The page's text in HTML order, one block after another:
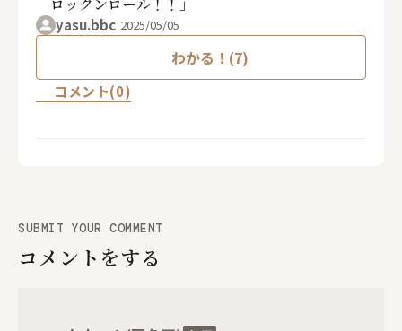
yasu.bbc 2025/05/05
わかる！(7)
コメント(0)
SUBMIT YOUR COMMENT
コメントをする